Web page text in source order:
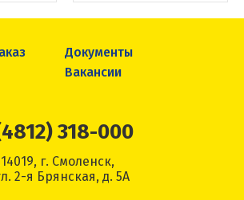
Документы
Вакансии
318-000
г. Смоленск,
2-я Брянская, д. 5А